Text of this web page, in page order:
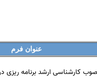
عنوان فرم
ارشد برنامه ریزی در